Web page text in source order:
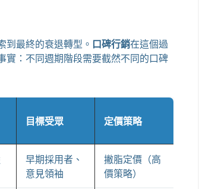
到最終的衰退轉型。 口碑行銷在這個過
實：不同週期階段需要截然不同的口碑
目標受眾 定價策略
早期採用者、
意見領袖
撇脂定價（高
價策略）